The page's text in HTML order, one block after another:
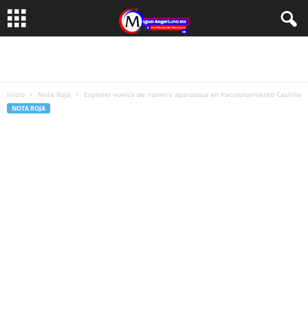
Inicio Nota Roja Explorer vuelca de manera aparatosa en fraccionamiento Castilla
NOTA ROJA